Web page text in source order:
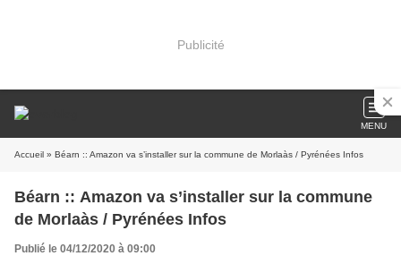
Publicité
MENU
Accueil » Béarn :: Amazon va s’installer sur la commune de Morlaàs / Pyrénées Infos
Béarn :: Amazon va s’installer sur la commune
de Morlaàs / Pyrénées Infos
Publié le 04/12/2020 à 09:00